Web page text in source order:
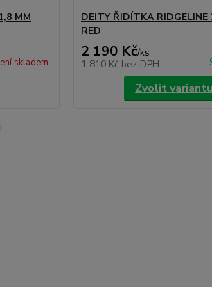
MM
skladem
DEITY ŘIDÍTKA RIDGELINE
RED
2 190 Kč/ks
1 810 Kč bez DPH
Zvolit variantu